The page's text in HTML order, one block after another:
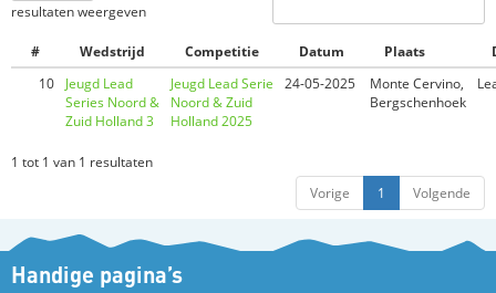
resultaten weergeven
# Wedstrijd Competitie Datum Plaats
10
Jeugd Lead
Series Noord &
Zuid Holland 3
Jeugd Lead Serie
Noord & Zuid
Holland 2025
24-05-2025
Monte Cervino,
Bergschenhoek
1 tot 1 van 1 resultaten
Vorige
1 Volgende
Handige pagina’s